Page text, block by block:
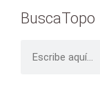
BuscaTopo